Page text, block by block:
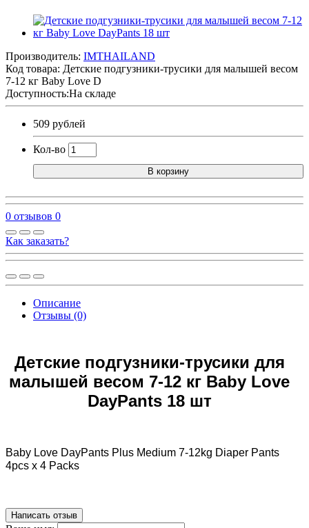
Производитель: IMTHAILAND
Код товара: Детские подгузники-трусики для малышей весом
7-12 кг Baby Love D
Доступность:На складе
509 рублей
Кол-во
В корзину
0 отзывов 0
Как заказать?
Описание
Отзывы (0)
Детские подгузники-трусики для
малышей весом 7-12 кг Baby Love
DayPants 18 шт
Baby Love DayPants Plus Medium 7-12kg Diaper Pants
4pcs x 4 Packs
Написать отзыв